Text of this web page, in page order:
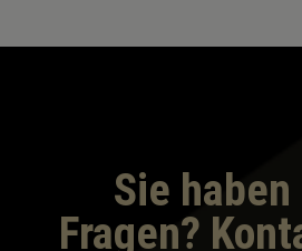
Sie haben
Fragen?